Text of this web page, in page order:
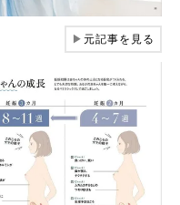
▶元記事を見る